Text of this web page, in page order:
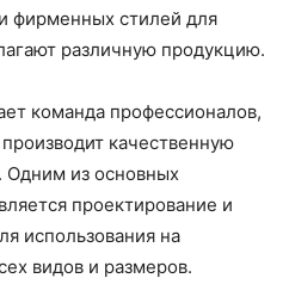
фирменных стилей для
различную продукцию.
команда профессионалов,
качественную
Одним из основных
проектирование и
использования на
видов и размеров.